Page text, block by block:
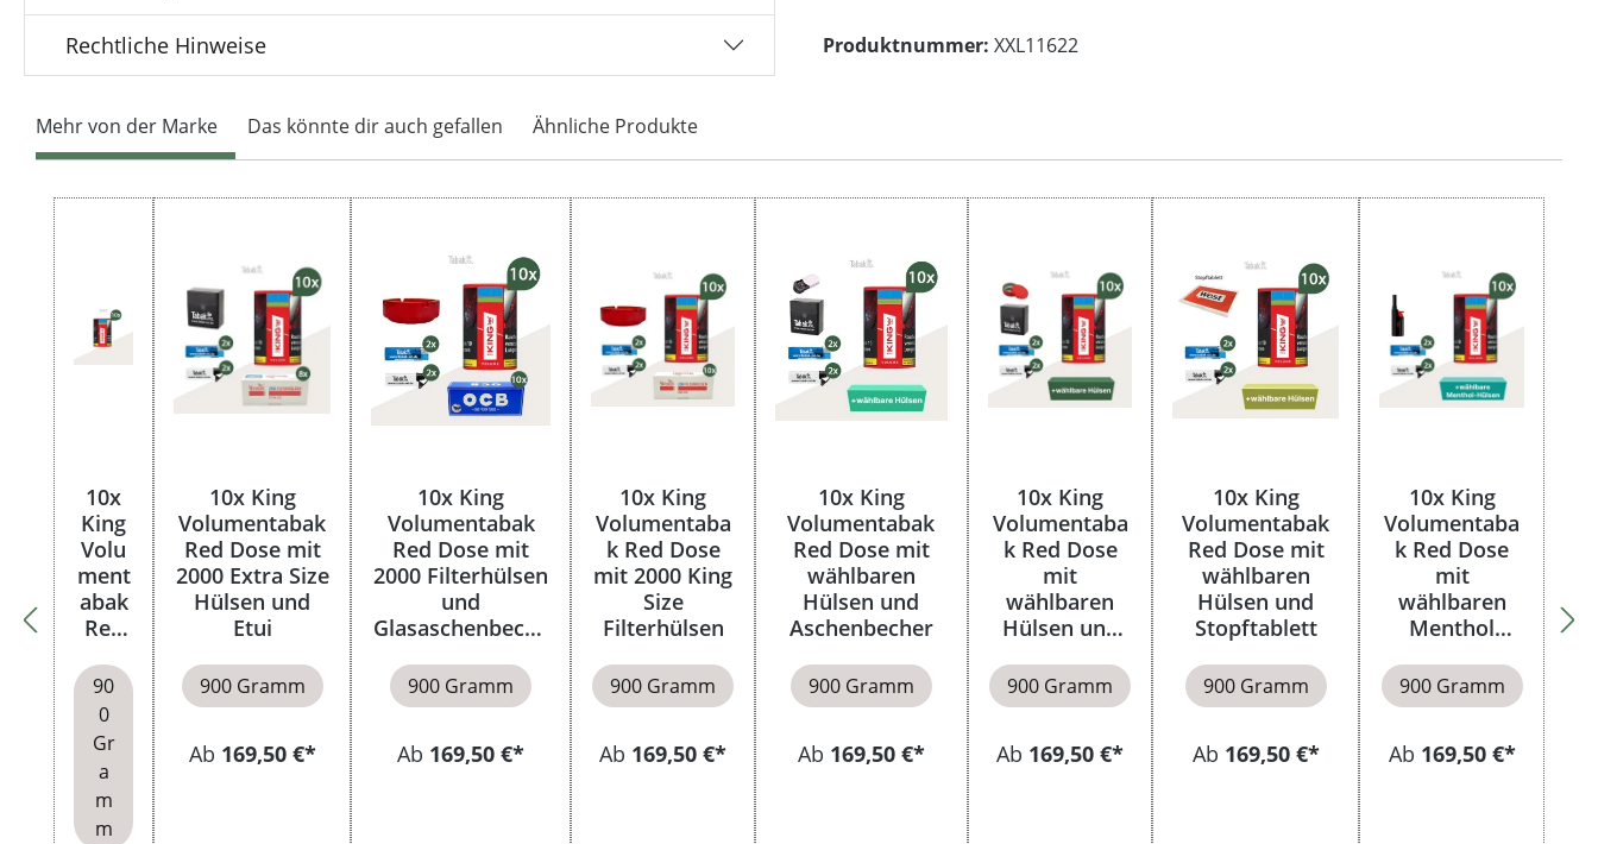
Rechtliche Hinweise Produktnummer: XXL11622
Mehr von der Marke Das könnte dir auch gefallen Ähnliche Produkte
Produktgalerie überspringen
10x
King
Volu
ment
abak
Red
90
0
Gr
a
m
m
10x King
Volumentabak
Red Dose mit
2000 Extra Size
Hülsen und
Etui
900 Gramm
Ab 169,50 €*
10x King
Volumentabak
Red Dose mit
2000 Filterhülsen
und
Glasaschenbeche
900 Gramm
Ab 169,50 €*
10x King
Volumentaba
k Red Dose
mit 2000 King
Size
Filterhülsen
900 Gramm
Ab 169,50 €*
10x King
Volumentabak
Red Dose mit
wählbaren
Hülsen und
Aschenbecher
900 Gramm
Ab 169,50 €*
10x King
Volumentaba
k Red Dose
mit
wählbaren
Hülsen und
900 Gramm
Ab 169,50 €*
10x King
Volumentabak
Red Dose mit
wählbaren
Hülsen und
Stopftablett
900 Gramm
Ab 169,50 €*
10x King
Volumentaba
k Red Dose
mit
wählbaren
Menthol
900 Gramm
Ab 169,50 €*